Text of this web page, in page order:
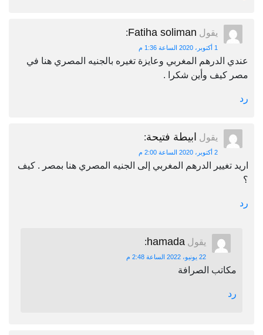
يقول Fatiha soliman
:
1 أكتوبر، 2020 الساعة 1:36 م
عندي الدرهم المغربي وعايزة تغيره بالجنيه المصري هنا في
مصر كيف وأين شكرا .
رد
يقول ابيطة فتيحة:
2 أكتوبر، 2020 الساعة 2:00 م
اريد تغيير الدرهم المغربي إلى الجنيه المصري هنا بمصر . كيف
؟
رد
يقول hamada
:
22 يونيو، 2022 الساعة 2:48 م
مكاتب الصرافة
رد